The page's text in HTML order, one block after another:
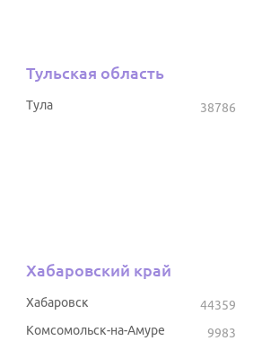
Тульская область
38786
Тула
Хабаровский край
44359
Хабаровск
9983
Комсомольск-на-Амуре